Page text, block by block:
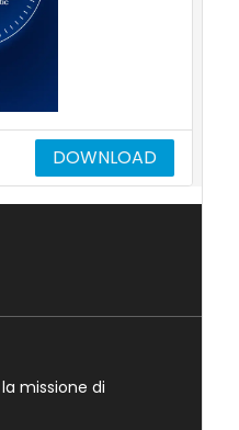
DOWNLOAD
missione di